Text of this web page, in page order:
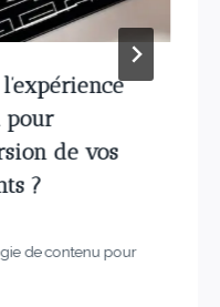
pour
de vos
?
de contenu pour